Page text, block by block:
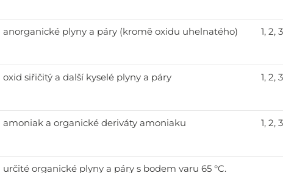
anorganické plyny a páry (kromě oxidu uhelnatého) 1, 2, 3
oxid siřičitý a další kyselé plyny a páry 1, 2, 3
amoniak a organické deriváty amoniaku 1, 2, 3
určité organické plyny a páry s bodem varu 65 °C.